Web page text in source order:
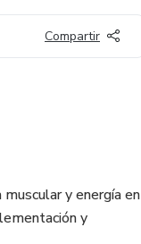
Compartir
y energía en
y